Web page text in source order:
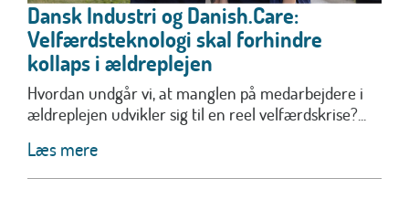
Dansk Industri og Danish.Care:
Velfærdsteknologi skal forhindre
kollaps i ældreplejen
Hvordan undgår vi, at manglen på medarbejdere i
ældreplejen udvikler sig til en reel velfærdskrise?...
Læs mere